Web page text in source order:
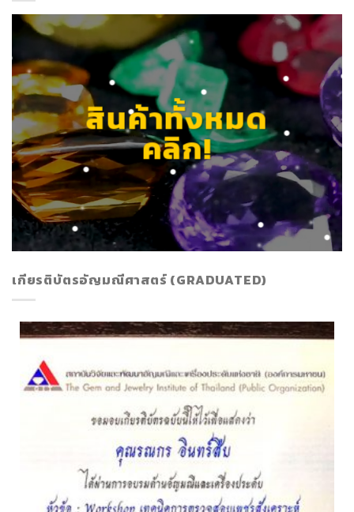
สินค้าทั้งหมด
คลิก!
เกียรติบัตรอัญมณีศาสตร์ (GRADUATED)